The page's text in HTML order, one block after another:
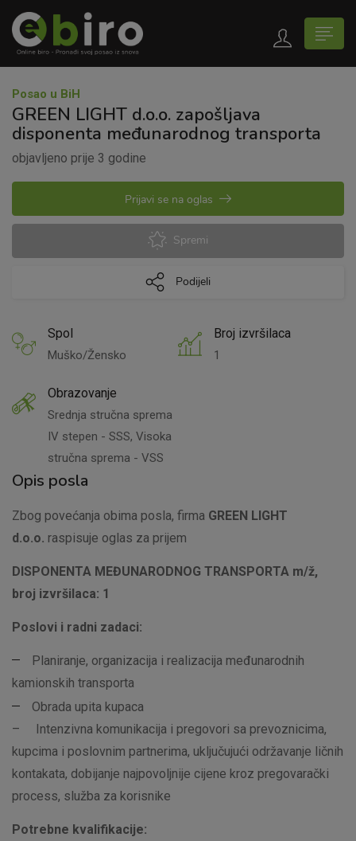
Posao u BiH
GREEN LIGHT d.o.o. zapošljava
disponenta međunarodnog transporta
objavljeno prije 3 godine
Prijavi se na oglas
Spremi
Podijeli
Spol
Muško/Žensko
Broj izvršilaca
1
Obrazovanje
Srednja stručna sprema
IV stepen - SSS, Visoka
stručna sprema - VSS
Opis posla
Zbog povećanja obima posla, firma GREEN LIGHT
d.o.o. raspisuje oglas za prijem
DISPONENTA MEĐUNARODNOG TRANSPORTA m/ž,
broj izvršilaca: 1
Poslovi i radni zadaci:
Planiranje, organizacija i realizacija međunarodnih
kamionskih transporta
Obrada upita kupaca
– Intenzivna komunikacija i pregovori sa prevoznicima,
kupcima i poslovnim partnerima, uključujući održavanje ličnih
kontakata, dobijanje najpovoljnije cijene kroz pregovarački
process, služba za korisnike
Potrebne kvalifikacije: